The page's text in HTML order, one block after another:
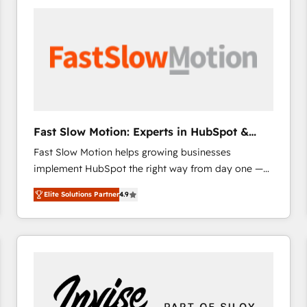
scale. 🏆 HubSpot’s CEO called us “the partner of the
future.” Others agree it is proof of trust built through
Fast Slow Motion: Experts in HubSpot &
Salesforce
Fast Slow Motion helps growing businesses
implement HubSpot the right way from day one —
with the flexibility to scale as complexity increases.
Highly certified in both HubSpot and Salesforce, we
bring deep experience in CRM implementation,
integrations, and data migration across modern
combines strong technical execution with real
business perspective. Many of our consultants have
Elite Solutions Partner4.9